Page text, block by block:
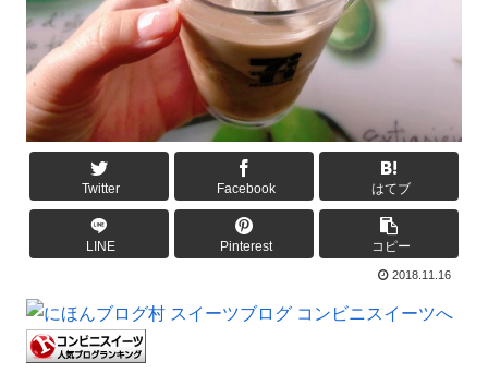
Twitter Facebook はてブ
LINE Pinterest コピー
2018.11.16